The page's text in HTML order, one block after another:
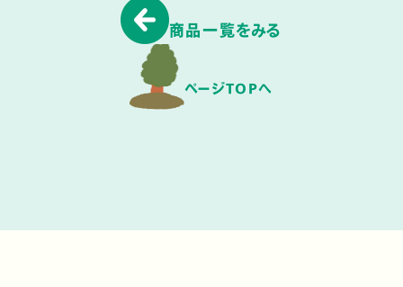
商品一覧をみる
ページTOPへ